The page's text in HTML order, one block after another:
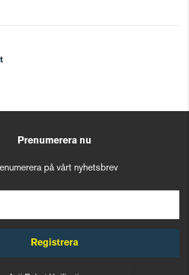
Prenumerera nu
på vårt nyhetsbrev
Registrera